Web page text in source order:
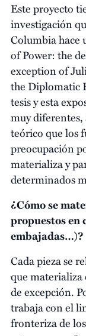
Este proyecto
investigación
Columbia hace
of Power: the
exception of
the Diplomatic
tesis y esta
muy
teórico que los
preocupación
materializa y
determinados
¿Cómo se
propuestos en
embajadas…)?
Cada pieza se
que materializa
de excepción.
trabaja con el
fronteriza de